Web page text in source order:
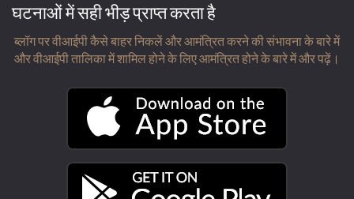
घटनाओं में सही भीड़ प्राप्त करता है
ब्लॉग पर वीआईपी कैसे बाहर निकलें और आमंत्रित करने की संभावना के बारे में
और वीआईपी तालिका में शामिल होने के लिए आमंत्रित होने के बारे में और पढ़ें।